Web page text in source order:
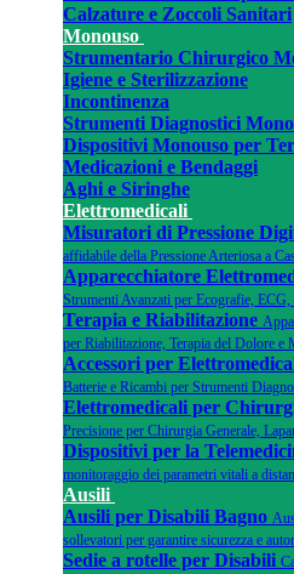
Calzature e Zoccoli Sanitari
Monouso
Strumentario Chirurgico
Igiene e Sterilizzazione
Incontinenza
Strumenti Diagnostici
Dispositivi Monouso per
Medicazioni e Bendaggi
Aghi e Siringhe
Elettromedicali
Misuratori di Pressione
affidabile della Pressione Arteriosa a
Apparecchiatore
Strumenti Avanzati per Ecografie,
Terapia e Riabilitazione
per Riabilitazione, Terapia del Dolore e
Accessori per
Batterie e Ricambi per Strumenti
Elettromedicali per
Precisione per Chirurgia Generale,
Dispositivi per la
monitoraggio dei parametri vitali a
Ausili
Ausili per Disabili Bagno
sollevatori per garantire sicurezza e
Sedie a rotelle per Disabili